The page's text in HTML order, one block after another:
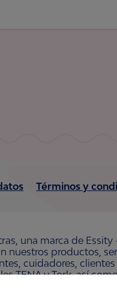
Términos y
una marca de
nuestros productos,
cuidadores,
TENA y Tork, así